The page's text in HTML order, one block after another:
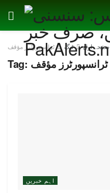
صفحہ اول ٹیگ ٹرانسپورٹرز مؤقف
Tag: ٹرانسپورٹرز مؤقف
اہم خبریں